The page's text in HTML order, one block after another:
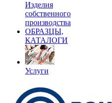
Изделия
собственного
производства
ОБРАЗЦЫ,
КАТАЛОГИ
Услуги